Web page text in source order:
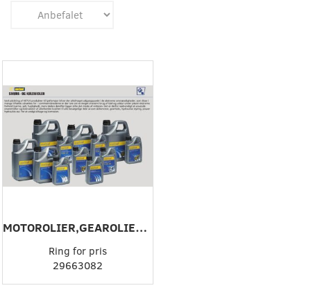
MOTOROLIER,GEAROLIER.TRANSMISSIONSOLIER,SYNTETISKOLIER,HYDRAULIKOLIER,KØLEVÆDSKER
Ring for pris
29663082